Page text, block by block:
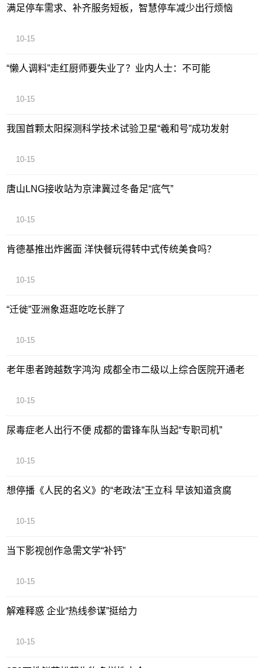
满足停车需求、补齐服务短板，智慧停车减少出行烦恼
10-15
“懒人调料”走红厨师要失业了？业内人士：不可能
10-15
我国首颗太阳探测科学技术试验卫星“羲和号”成功发射
10-15
唐山LNG接收站为京津冀过冬备足“底气”
10-15
肯德基推出炸酱面 洋快餐玩得转中式传统美食吗？
10-15
“迁徙”亚洲象逛逛吃吃长胖了
10-15
老年患者跨越数字鸿沟 成都全市二级以上综合医院开通老
10-15
尿毒症老人出行不便 成都的雷锋车队当起“专职司机”
10-15
想停播《人民的名义》的“老政法”王立科 早该知道贪腐
10-15
当下影视创作急需文学“补钙”
10-15
解难释惑 企业“热线参谋”挺给力
10-15